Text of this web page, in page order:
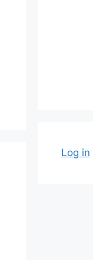
Log in